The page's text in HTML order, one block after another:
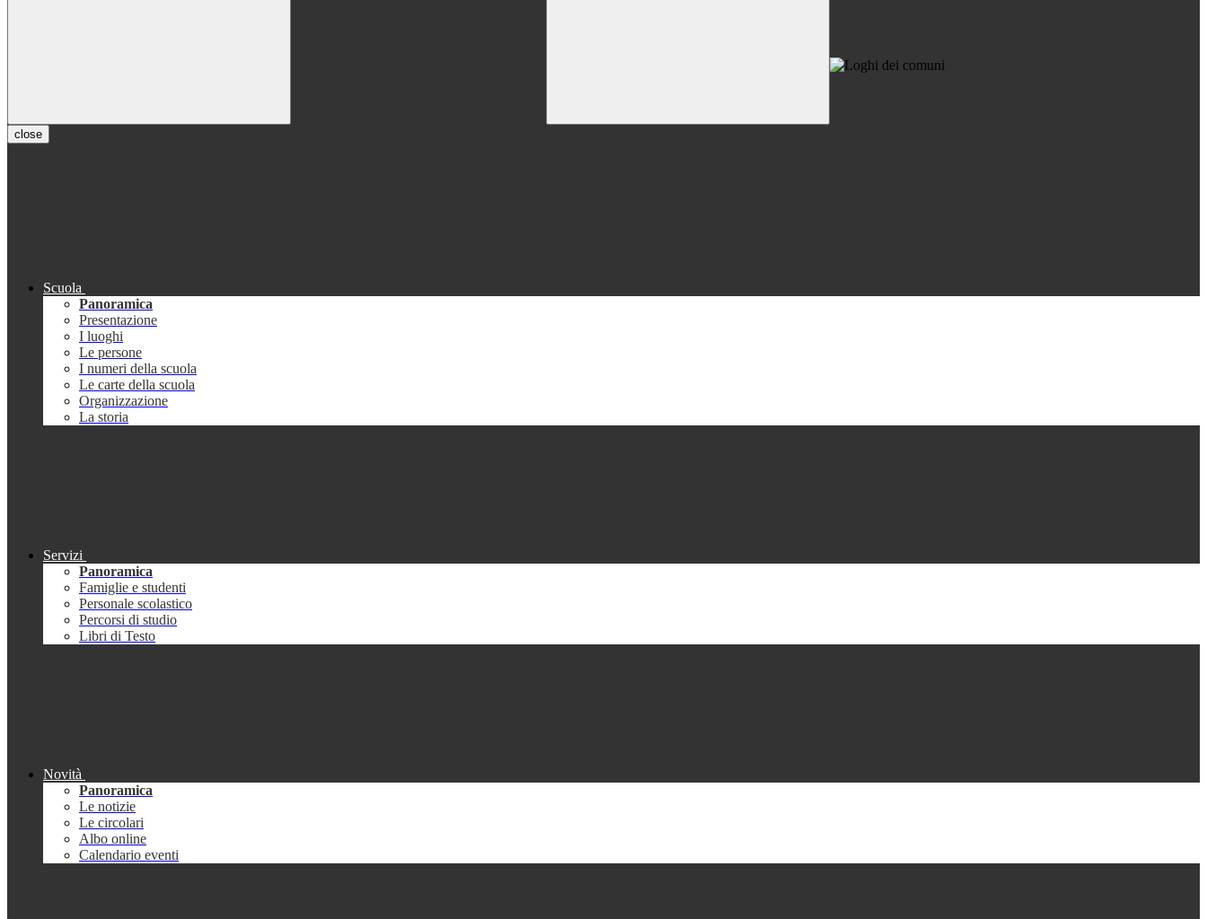
close
Scuola
Panoramica
Presentazione
I luoghi
Le persone
I numeri della scuola
Le carte della scuola
Organizzazione
La storia
Servizi
Panoramica
Famiglie e studenti
Personale scolastico
Percorsi di studio
Libri di Testo
Novità
Panoramica
Le notizie
Le circolari
Albo online
Calendario eventi